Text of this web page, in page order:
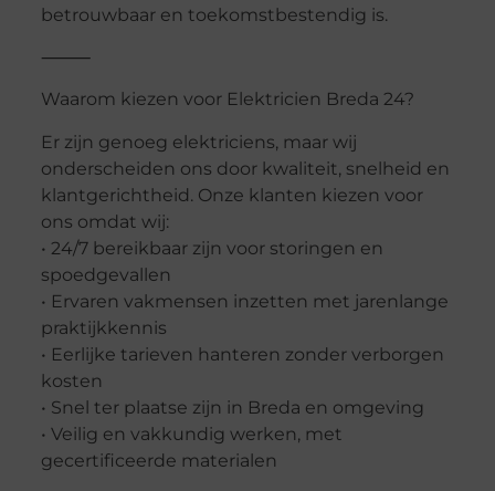
betrouwbaar en toekomstbestendig is.
⸻
Waarom kiezen voor Elektricien Breda 24?
Er zijn genoeg elektriciens, maar wij
onderscheiden ons door kwaliteit, snelheid en
klantgerichtheid. Onze klanten kiezen voor
ons omdat wij:
• 24/7 bereikbaar zijn voor storingen en
spoedgevallen
• Ervaren vakmensen inzetten met jarenlange
praktijkkennis
• Eerlijke tarieven hanteren zonder verborgen
kosten
• Snel ter plaatse zijn in Breda en omgeving
• Veilig en vakkundig werken, met
gecertificeerde materialen